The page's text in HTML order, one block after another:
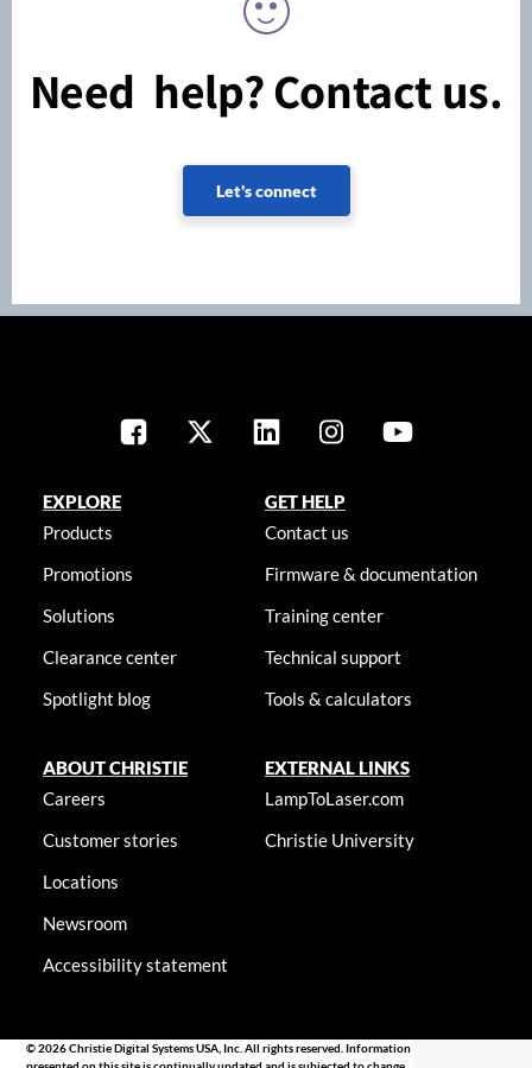
Need help? Contact us.
Let's connect
EXPLORE
Products
Promotions
Solutions
Clearance center
Spotlight blog
GET HELP
Contact us
Firmware & documentation
Training center
Technical support
Tools & calculators
ABOUT CHRISTIE
Careers
Customer stories
Locations
Newsroom
Accessibility statement
EXTERNAL LINKS
LampToLaser.com
Christie University
© 2026 Christie Digital Systems USA, Inc. All rights reserved. Information